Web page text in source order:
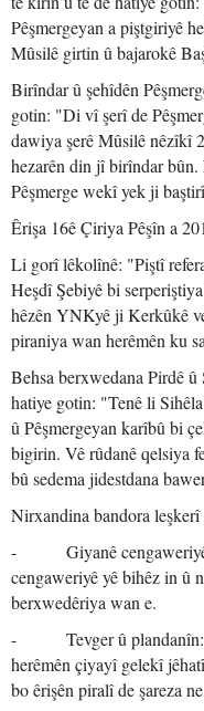
Pêşmergeyan a piştgiriyê
Mûsilê girtin û bajarokê
Birîndar û şehîdên
gotin: "Di vî şerî de
dawiya şerê Mûsilê nêzîkî
hezarên din jî birîndar
Pêşmerge wekî yek ji
Êrişa 16ê Çiriya Pêşîn a
Li gorî lêkolînê: "Piştî
Heşdî Şebiyê bi
hêzên YNKyê ji Kerkûkê
piraniya wan herêmên ku
Behsa berxwedana Pirdê
hatiye gotin: "Tenê li
û Pêşmergeyan karîbû bi
bigirin. Vê rûdanê qelsiya
bû sedema jidestdana
Nirxandina bandora leşkerî
- Giyanê cengaweriyê:
cengaweriyê yê bihêz in û
berxwedêriya wan e.
- Tevger û plandanîn:
herêmên çiyayî gelekî
bo êrişên piralî de şareza